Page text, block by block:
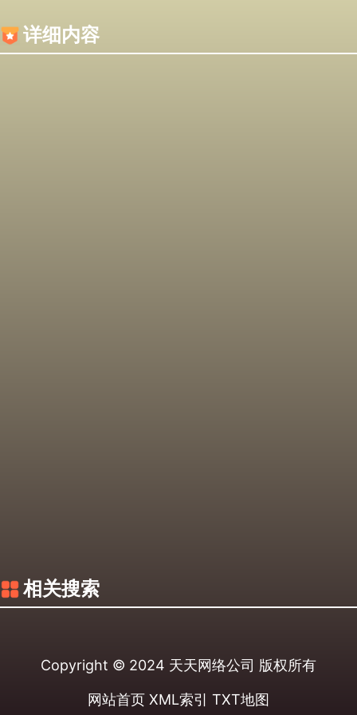
详细内容
相关搜索
Copyright © 2024 天天网络公司 版权所有
网站首页 XML索引 TXT地图